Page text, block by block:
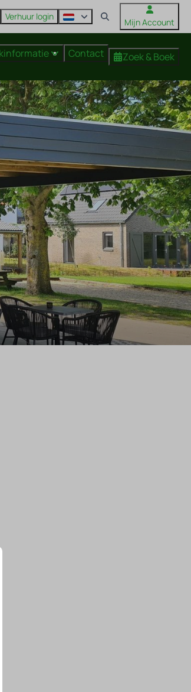
Verhuur login
Mijn Account
Contact Zoek & Boek